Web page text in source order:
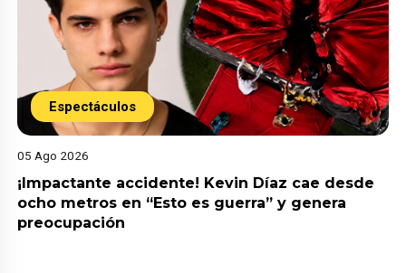
Espectáculos
05 Ago 2026
¡Impactante accidente! Kevin Díaz cae desde
ocho metros en “Esto es guerra” y genera
preocupación